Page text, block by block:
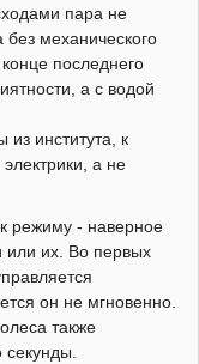
пара не
механического
последнего
а с водой
из института, к
а не
режиму - наверное
или их. Во первых
он не мгновенно.
также
секунды.